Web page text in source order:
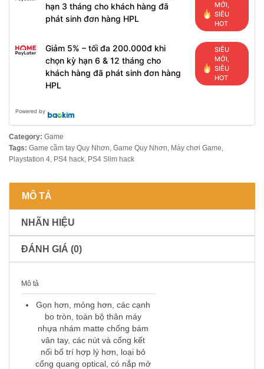
hạn 3 tháng cho khách hàng đã
phát sinh đơn hàng HPL
MỚI,
SIÊU
HOT
Giảm 5% – tối đa 200.000đ khi
chọn kỳ hạn 6 & 12 tháng cho
khách hàng đã phát sinh đơn hàng
HPL
SIÊU
MỚI,
SIÊU
HOT
Powered by
Category: Game
Tags: Game cầm tay Quy Nhơn, Game Quy Nhơn, Máy chơi Game,
Playstation 4, PS4 hack, PS4 Slim hack
MÔ TẢ
NHÃN HIỆU
ĐÁNH GIÁ (0)
Mô tả
Gọn hơn, mỏng hơn, các cạnh
bo tròn, toàn bộ thân máy
nhựa nhám matte chống bám
vân tay, các nút và cổng kết
nối bố trí hợp lý hơn, loại bỏ
cổng quang optical, có nắp mở